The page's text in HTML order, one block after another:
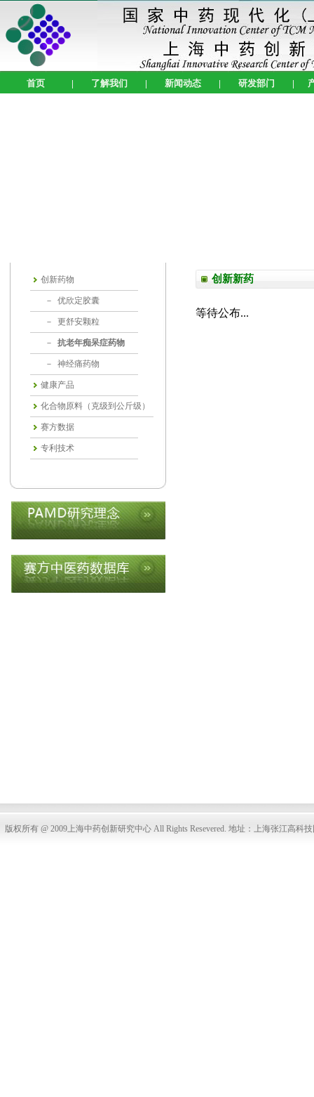
首页 | 了解我们 | 新闻动态 | 研发部门 |
创新药物
－ 优欣定胶囊
－ 更舒安颗粒
－ 抗老年痴呆症药物
－ 神经痛药物
健康产品
化合物原料（克级到公斤级）
赛方数据
专利技术
创新新药
等待公布...
版权所有 @ 2009上海中药创新研究中心 All Rights Resevered. 地址：上海张江高科